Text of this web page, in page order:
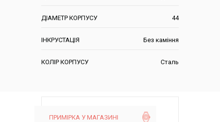
ДІАМЕТР КОРПУСУ 44
ІНКРУСТАЦІЯ Без каміння
КОЛІР КОРПУСУ Сталь
ПРИМІРКА У МАГАЗИНІ